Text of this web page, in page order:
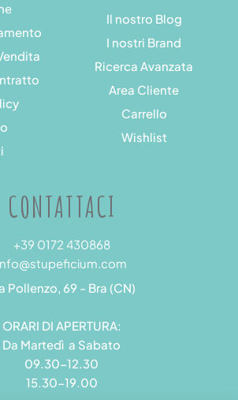
Il nostro Blog
I nostri Brand
Ricerca Avanzata
Area Cliente
Carrello
Wishlist
CONTATTACI
+39 0172 430868
Pollenzo, 69 - Bra (CN)
ORARI DI APERTURA:
Da Martedì a Sabato
09.30-12.30
15.30-19.00